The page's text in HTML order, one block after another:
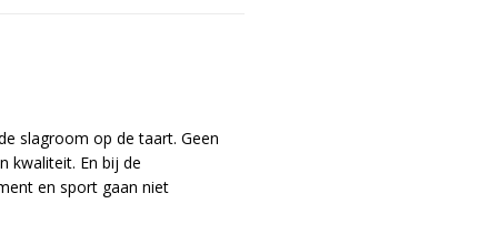
slagroom op de taart. Geen
kwaliteit. En bij de
en sport gaan niet